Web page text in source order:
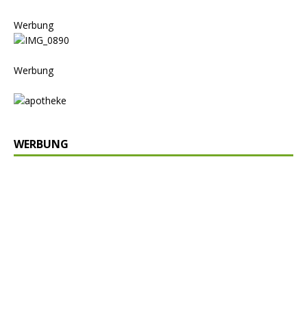
Werbung
Werbung
WERBUNG